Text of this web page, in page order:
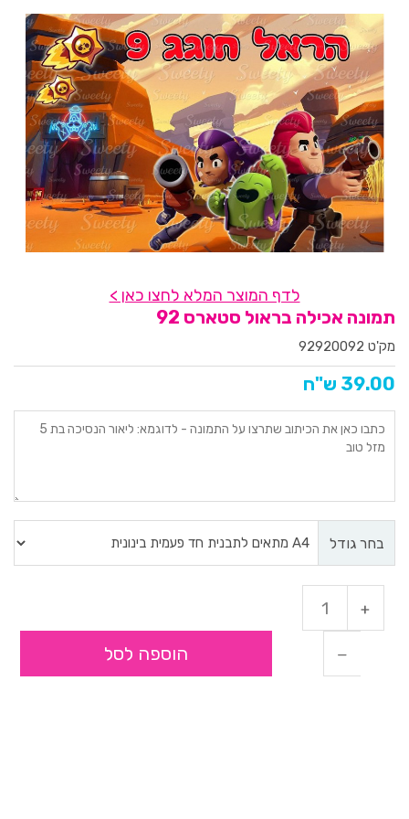
לדף המוצר המלא לחצו כאן >
תמונה אכילה בראול סטארס 92
מק'ט 92920092
39.00 ש"ח
בחר גודל
הוספה לסל